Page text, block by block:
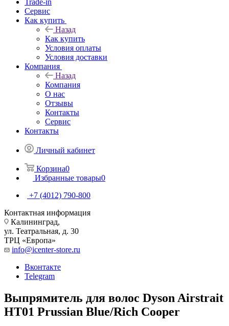
Trade-in
Сервис
Как купить
Назад
Как купить
Условия оплаты
Условия доставки
Компания
Назад
Компания
О нас
Отзывы
Контакты
Сервис
Контакты
Личный кабинет
Корзина0
Избранные товары0
+7 (4012) 790-800
Контактная информация
Калининград,
ул. Театральная, д. 30
ТРЦ «Европа»
info@icenter-store.ru
Вконтакте
Telegram
Выпрямитель для волос Dyson Airstrait
HT01 Prussian Blue/Rich Cooper